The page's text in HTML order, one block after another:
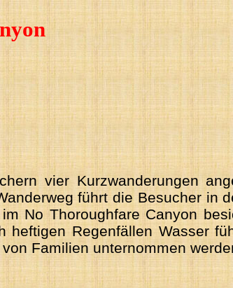
vier Kurzwanderungen
führt die Besucher in
No Thoroughfare Canyon
Regenfällen Wasser
Familien unternommen